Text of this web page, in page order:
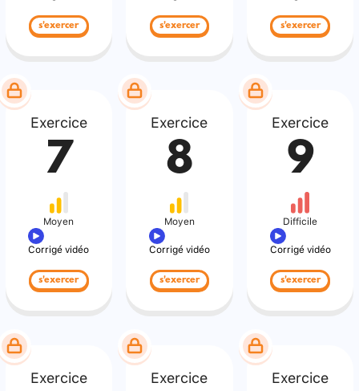
s'exercer s'exercer s'exercer
Exercice
7
Moyen
Corrigé vidéo
s'exercer
Exercice
8
Moyen
Corrigé vidéo
s'exercer
Exercice
9
Difficile
Corrigé vidéo
s'exercer
Exercice Exercice Exercice